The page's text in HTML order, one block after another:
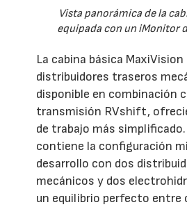
Vista panorámica de la
equipada con un iMonitor
La cabina básica
distribuidores traseros
disponible en combinación
transmisión RVshift,
de trabajo más
contiene la configuración
desarrollo con dos
mecánicos y dos
un equilibrio perfecto entre